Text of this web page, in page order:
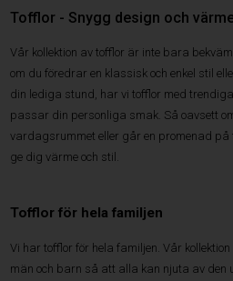
Tofflor - Snygg design och
Vår kollektion av tofflor är inte bara
om du föredrar en klassisk och enkel stil
din lediga stund, har vi tofflor med
passar din personliga smak. Så oavsett
vardagsrummet eller går en promenad på
ge dig värme och stil.
Tofflor för hela familjen
Vi har tofflor för hela familjen. Vår kollektion
män och barn så att alla kan njuta av den